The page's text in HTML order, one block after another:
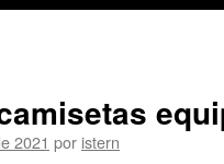
2021 por istern